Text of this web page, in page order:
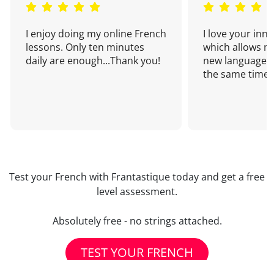
I enjoy doing my online French
lessons. Only ten minutes
daily are enough...Thank you!
I love your
which allows
new language
the same time!
Test your French with Frantastique today and get a free
level assessment.
Absolutely free - no strings attached.
TEST YOUR FRENCH